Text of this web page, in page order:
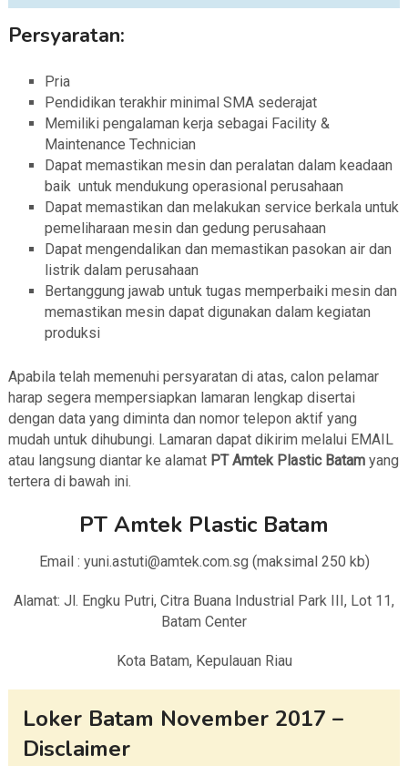
Persyaratan:
Pria
Pendidikan terakhir minimal SMA sederajat
Memiliki pengalaman kerja sebagai Facility &
Maintenance Technician
Dapat memastikan mesin dan peralatan dalam keadaan
baik untuk mendukung operasional perusahaan
Dapat memastikan dan melakukan service berkala untuk
pemeliharaan mesin dan gedung perusahaan
Dapat mengendalikan dan memastikan pasokan air dan
listrik dalam perusahaan
Bertanggung jawab untuk tugas memperbaiki mesin dan
memastikan mesin dapat digunakan dalam kegiatan
produksi
Apabila telah memenuhi persyaratan di atas, calon pelamar
harap segera mempersiapkan lamaran lengkap disertai
dengan data yang diminta dan nomor telepon aktif yang
mudah untuk dihubungi. Lamaran dapat dikirim melalui EMAIL
atau langsung diantar ke alamat PT Amtek Plastic Batamyang
tertera di bawah ini.
PT Amtek Plastic Batam
Email : yuni.astuti@amtek.com.sg (maksimal 250 kb)
Alamat: Jl. Engku Putri, Citra Buana Industrial Park III, Lot 11,
Batam Center
Kota Batam, Kepulauan Riau
Loker Batam November 2017 –
Disclaimer